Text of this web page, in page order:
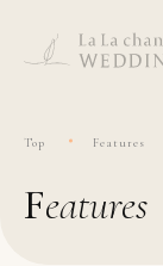
Top Features
features